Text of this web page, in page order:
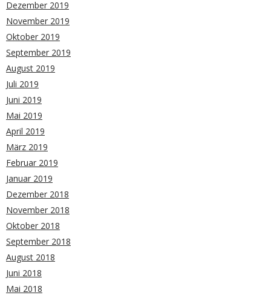
Dezember 2019
November 2019
Oktober 2019
September 2019
August 2019
Juli 2019
Juni 2019
Mai 2019
April 2019
März 2019
Februar 2019
Januar 2019
Dezember 2018
November 2018
Oktober 2018
September 2018
August 2018
Juni 2018
Mai 2018